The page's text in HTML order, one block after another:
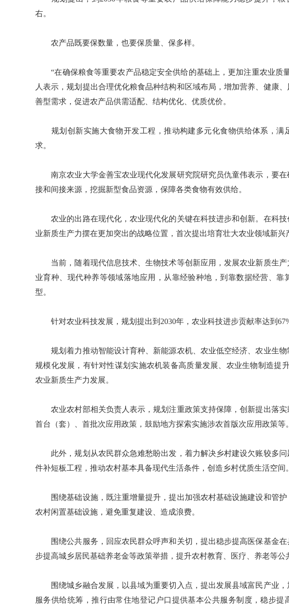
右。
农产品既要保数量，也要保质量、保多样。
“在确保粮食等重要农产品稳定安全供给的基础上，更加注重农业质
人表示，规划提出合理优化粮食品种结构和区域布局，增加营养、健康
善型需求，促进农产品供需适配、结构优化、优质优价。
规划创新实施大食物开发工程，推动构建多元化食物供给体系，满
求。
南京农业大学金善宝农业现代化发展研究院研究员仇童伟表示，要在
接和间接来源，挖掘新型食品资源，保障各类食物有效供给。
农业的出路在现代化，农业现代化的关键在科技进步和创新。在科技
业新质生产力摆在更加突出的战略位置，首次提出培育壮大农业领域新兴
当前，随着现代信息技术、生物技术等创新应用，发展农业新质生产
业育种、现代种养等领域落地应用，从靠经验种地，到靠数据经营、靠
型。
针对农业科技发展，规划提出到2030年，农业科技进步贡献率达到
规划着力推动智能设计育种、新能源农机、农业低空经济、农业生物
规模化发展，有针对性谋划实施农机装备高质量发展、农业生物制造提
农业新质生产力发展。
农业农村部相关负责人表示，规划注重政策支持保障，创新提出落实
首台（套）、首批次应用政策，鼓励地方探索实施涉农首版次应用政策等。
此外，规划从农民群众急难愁盼出发，着力解决乡村建设欠账较多问
件补短板工程，推动农村基本具备现代生活条件，创造乡村优质生活空间。
围绕基础设施，既注重增量提升，提出加强农村基础设施建设和管护
农村闲置基础设施，避免重复建设、造成浪费。
围绕公共服务，回应农民群众呼声和关切，提出稳步提高医保基金在
步提高城乡居民基础养老金等政策举措，提升农村教育、医疗、养老等公
围绕城乡融合发展，以县域为重要切入点，提出发展县域富民产业，
服务供给统筹，推行由常住地登记户口提供基本公共服务制度，稳步提